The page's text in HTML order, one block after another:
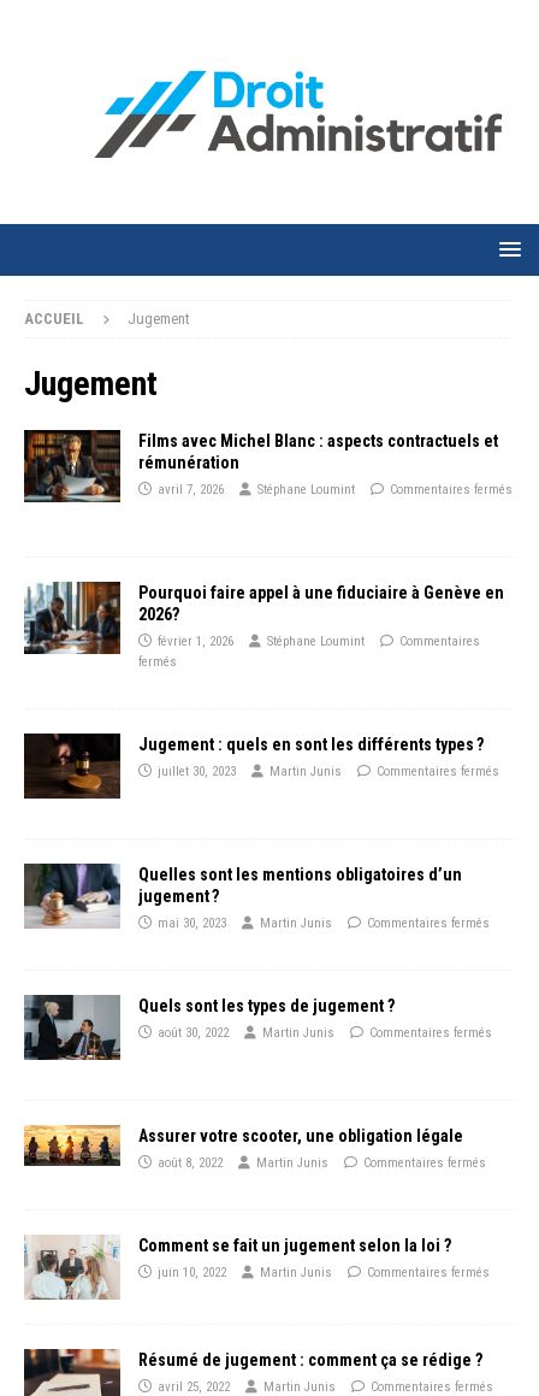
ACCUEIL Jugement
Jugement
Films avec Michel Blanc : aspects contractuels et
rémunération
avril 7, 2026 Stéphane Loumint Commentaires fermés
Pourquoi faire appel à une fiduciaire à Genève en
2026?
février 1, 2026 Stéphane Loumint
Commentaires
fermés
Jugement : quels en sont les différents types ?
juillet 30, 2023 Martin Junis Commentaires fermés
Quelles sont les mentions obligatoires d’un
jugement ?
mai 30, 2023 Martin Junis Commentaires fermés
Quels sont les types de jugement ?
août 30, 2022 Martin Junis Commentaires fermés
Assurer votre scooter, une obligation légale
août 8, 2022 Martin Junis Commentaires fermés
Comment se fait un jugement selon la loi ?
juin 10, 2022 Martin Junis Commentaires fermés
Résumé de jugement : comment ça se rédige ?
avril 25, 2022 Martin Junis Commentaires fermés